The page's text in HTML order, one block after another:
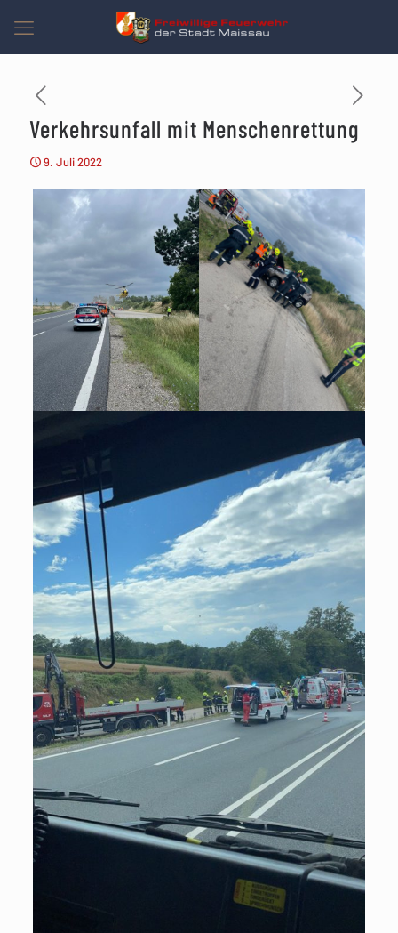
Verkehrsunfall mit Menschenrettung
9. Juli 2022